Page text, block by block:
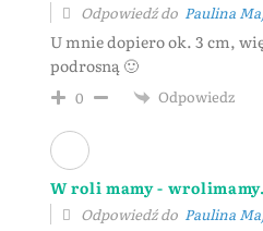
Odpowiedź do Paulina
U mnie dopiero ok. 3 cm,
podrosną 🙂
0 Odpowiedz
W roli mamy -
Odpowiedź do Paulina